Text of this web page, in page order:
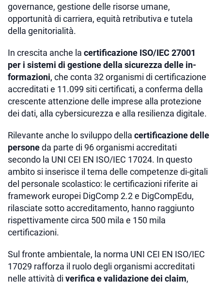
governance, gestione delle risorse umane,
opportunità di carriera, equità retributiva e tutela
della genitorialità.
In crescita anche la certificazione ISO/IEC 27001
per i sistemi di gestione della sicurezza delle in-
formazioni, che conta 32 organismi di certificazione
accreditati e 11.099 siti certificati, a conferma della
crescente attenzione delle imprese alla protezione
dei dati, alla cybersicurezza e alla resilienza digitale.
Rilevante anche lo sviluppo della certificazione delle
personeda parte di 96 organismi accreditati
secondo la UNI CEI EN ISO/IEC 17024. In questo
ambito si inserisce il tema delle competenze di-gitali
del personale scolastico: le certificazioni riferite ai
framework europei DigComp 2.2 e DigCompEdu,
rilasciate sotto accreditamento, hanno raggiunto
rispettivamente circa 500 mila e 150 mila
certificazioni.
Sul fronte ambientale, la norma UNI CEI EN ISO/IEC
17029 rafforza il ruolo degli organismi accreditati
nelle attività di verifica e validazione dei claim,